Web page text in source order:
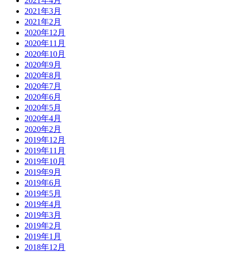
2021年3月
2021年2月
2020年12月
2020年11月
2020年10月
2020年9月
2020年8月
2020年7月
2020年6月
2020年5月
2020年4月
2020年2月
2019年12月
2019年11月
2019年10月
2019年9月
2019年6月
2019年5月
2019年4月
2019年3月
2019年2月
2019年1月
2018年12月